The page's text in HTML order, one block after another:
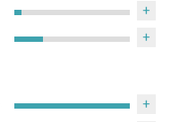
+
+
+